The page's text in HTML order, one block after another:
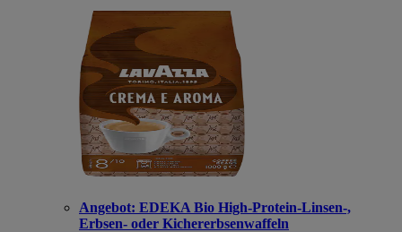
Angebot: EDEKA Bio High-Protein-Linsen-,
Erbsen- oder Kichererbsenwaffeln